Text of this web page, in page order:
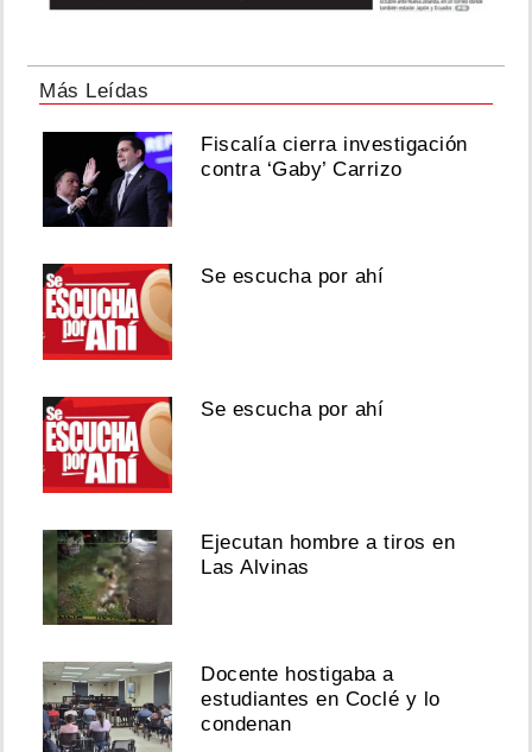
Más Leídas
Fiscalía cierra investigación
contra ‘Gaby’ Carrizo
Se escucha por ahí
Se escucha por ahí
Ejecutan hombre a tiros en
Las Alvinas
Docente hostigaba a
estudiantes en Coclé y lo
condenan